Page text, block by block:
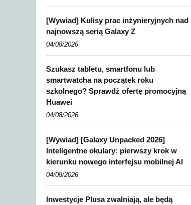
[Wywiad] Kulisy prac inżynieryjnych nad
najnowszą serią Galaxy Z
04/08/2026
Szukasz tabletu, smartfonu lub
smartwatcha na początek roku
szkolnego? Sprawdź ofertę promocyjną
Huawei
04/08/2026
[Wywiad] [Galaxy Unpacked 2026]
Inteligentne okulary: pierwszy krok w
kierunku nowego interfejsu mobilnej AI
04/08/2026
Inwestycje Plusa zwalniają, ale będą